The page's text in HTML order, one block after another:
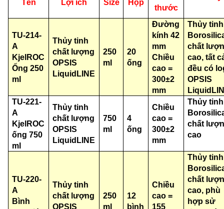
Tên Lợi ích Size Hộp
thước
TU-214-
A
KjelROC
Ống 250
ml
Thủy tinh
chất lượng
OPSIS
LiquidLINE
250
ml
20
ống
Đường
kính 42
mm
Chiều
cao =
300±2
mm
Thủy tinh
chất
cao, tất
đều có
OPSIS
TU-221-
A
KjelROC
ống 750
ml
Thủy tinh
chất lượng
OPSIS
LiquidLINE
750
ml
4
ống
Chiều
cao =
300±2
mm
Thủy tinh
chất
cao
TU-220-
A
Bình
Thủy tinh
chất lượng
OPSIS
250
ml
12
bình
Chiều
cao =
155
Thủy tinh
chất
cao, phù
hợp sử